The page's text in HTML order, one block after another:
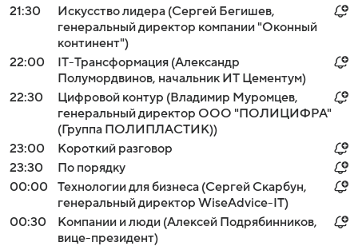
21:30
Искусство лидера (Сергей Бегишев,
генеральный директор компании "Оконный
континент")
22:00
IT-Трансформация (Александр
Полумордвинов, начальник ИТ Цементум)
22:30
Цифровой контур (Владимир Муромцев,
генеральный директор ООО "ПОЛИЦИФРА"
(Группа ПОЛИПЛАСТИК))
23:00
Короткий разговор
23:30
По порядку
00:00
Технологии для бизнеса (Сергей Скарбун,
генеральный директор WiseAdvice-IT)
00:30
Компании и люди (Алексей Подрябинников,
вице-президент)